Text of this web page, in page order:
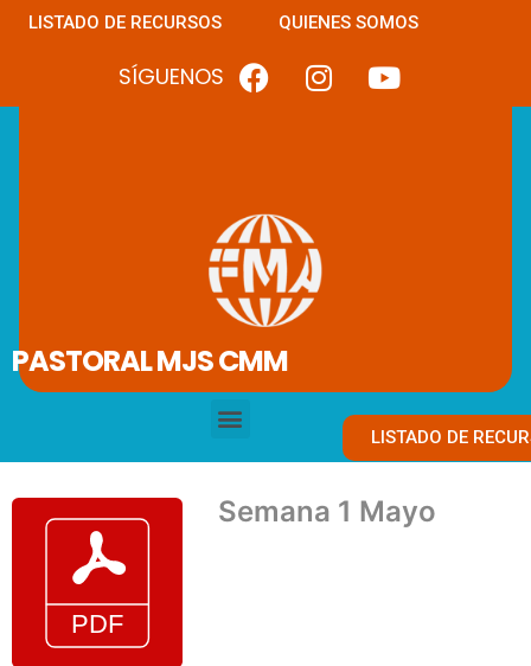
LISTADO DE RECURSOS QUIENES SOMOS
SÍGUENOS
PASTORAL MJS CMM
LISTADO DE
Semana 1 Mayo